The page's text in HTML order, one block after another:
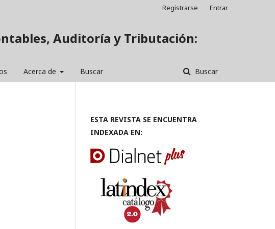
Auditoría y Tributación:
Acerca de Buscar Buscar
Registrarse Entrar
ESTA REVISTA SE ENCUENTRA
INDEXADA EN: